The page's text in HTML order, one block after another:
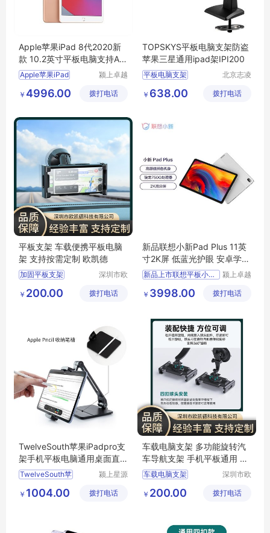
Apple苹果iPad 8代2020新
款 10.2英寸平板电脑支持Ap
ple pencil
Apple苹果iPad
颍上卓越
有限公司
￥ 4996.00 拨打电话
TOPSKYS平板电脑支架防盗
苹果三星通用ipad架IPI200
平板电脑支架
苹果IPAD支架
北京志凌
限公司
￥ 638.00 拨打电话
平板支架 车载便携平板电脑
架 支持按需定制 欧凯德
加固平板支架
三防平板支架
深圳市欧
有限公司
￥ 200.00 拨打电话
新品联想小新Pad Plus 11英
寸2K屏 低蓝光护眼 安卓学习
办公影音平板
新品上市联想平板小新Pa
颍上卓越
有限公司
￥ 3998.00 拨打电话
TwelveSouth苹果iPadpro支
架手机平板电脑通用桌面直
播懒人支撑架
TwelveSouth苹
颍上星源
有限公司
￥ 1004.00 拨打电话
车载电脑支架 多功能旋转汽
车导航支架 手机平板通用 欧
凯德
车载电脑支架
三防平板支架
深圳市欧
有限公司
￥ 200.00 拨打电话